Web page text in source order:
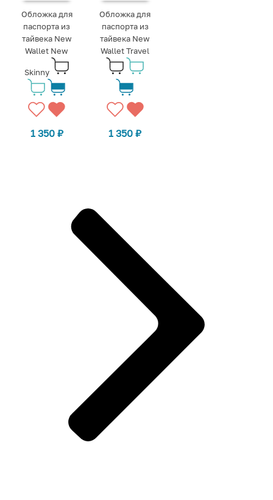
Обложка для
паспорта из
тайвека New
Wallet New
Skinny
1 350 ₽
Обложка для
паспорта из
тайвека New
Wallet Travel
1 350₽